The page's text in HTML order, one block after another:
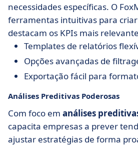
necessidades específicas. O
ferramentas intuitivas para
destacam os KPIs mais
Templates de relatórios
Opções avançadas de
Exportação fácil para
Análises Preditivas Poderosas
Com foco em análises
capacita empresas a prever
ajustar estratégias de forma